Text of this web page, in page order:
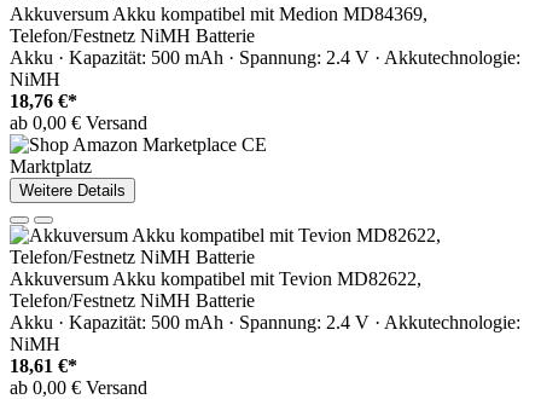
Akkuversum Akku kompatibel mit Medion MD84369,
Telefon/Festnetz NiMH Batterie
Akku · Kapazität: 500 mAh · Spannung: 2.4 V · Akkutechnologie:
NiMH
18,76 €*
ab 0,00 € Versand
Marktplatz
Weitere Details
Akkuversum Akku kompatibel mit Tevion MD82622,
Telefon/Festnetz NiMH Batterie
Akku · Kapazität: 500 mAh · Spannung: 2.4 V · Akkutechnologie:
NiMH
18,61 €*
ab 0,00 € Versand